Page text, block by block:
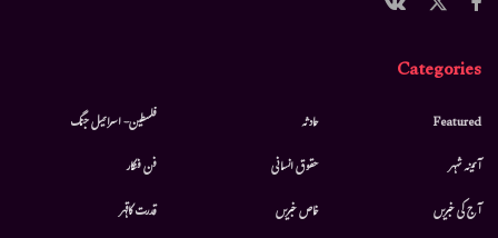
Categories
Featured
آئینہ شہر
آج کی خبریں
حادثہ
حقوق انسانی
خاص خبریں
فلسطین- اسرائیل جنگ
فن فنکار
قدرت کاقہر